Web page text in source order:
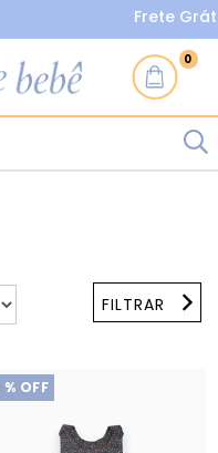
Frete Grátis
0
FILTRAR
% OFF